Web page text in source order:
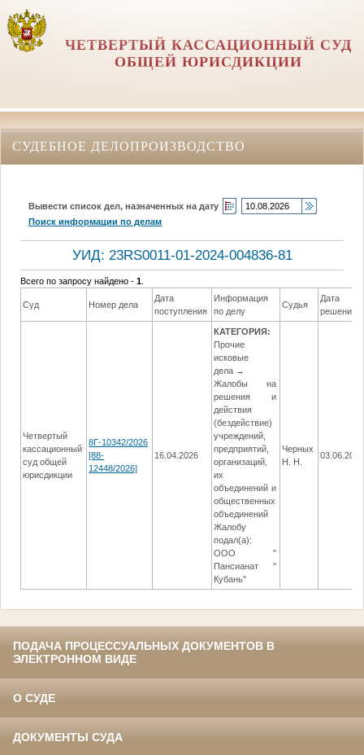
ЧЕТВЕРТЫЙ КАССАЦИОННЫЙ СУД
ОБЩЕЙ ЮРИСДИКЦИИ
СУДЕБНОЕ ДЕЛОПРОИЗВОДСТВО
Вывести список дел, назначенных на дату
Поиск информации по делам
УИД: 23RS0011-01-2024-004836-81
Всего по запросу найдено -1
Суд Номер дела
Дата
поступления
Информация
по делу
Судья
Дата
решения
Четвертый
кассационный
суд общей
юрисдикции
8Г-10342/2026
[88-
12448/2026]
16.04.2026
КАТЕГОРИЯ:
Прочие
исковые
дела →
Жалобы на
решения и
действия
(бездействие)
учреждений,
предприятий,
организаций,
их
объединений и
общественных
объединений
Жалобу
подал(а):
ООО "
Пансианат "
Кубань"
Черных
Н. Н.
03.06.2026
ПОДАЧА ПРОЦЕССУАЛЬНЫХ ДОКУМЕНТОВ В
ЭЛЕКТРОННОМ ВИДЕ
О СУДЕ
ДОКУМЕНТЫ СУДА